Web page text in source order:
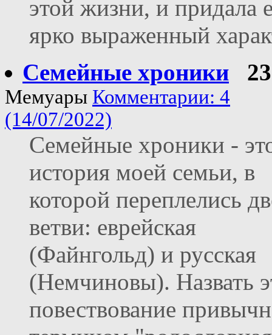
этой жизни, и придала
ярко выраженный
Семейные хроники
Мемуары Комментарии: 4
(14/07/2022)
Семейные хроники -
история моей семьи, в
которой переплелись
ветви: еврейская
(Файнгольд) и русская
(Немчиновы). Назвать
повествование